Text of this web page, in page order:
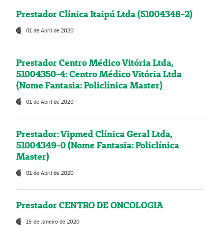
Prestador Clínica Itaipú Ltda (51004348-2)
01 de Abril de 2020
Prestador Centro Médico Vitória Ltda,
51004350-4: Centro Médico Vitória Ltda
(Nome Fantasia: Policlínica Master)
01 de Abril de 2020
Prestador: Vipmed Clínica Geral Ltda,
51004349-0 (Nome Fantasia: Policlínica
Master)
01 de Abril de 2020
Prestador CENTRO DE ONCOLOGIA
15 de Janeiro de 2020